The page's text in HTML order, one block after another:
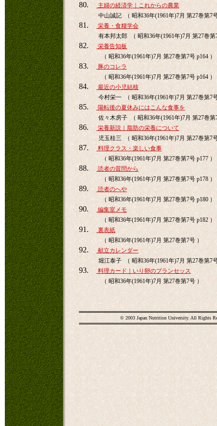
80.
主婦の経済学｜これからの農業
中山誠記 （ 昭和36年(1961年)7月 第27巻第7
81.
栄養・食糧学会
有本邦太郎 （ 昭和36年(1961年)7月 第27巻第
82.
栄養告知板
（ 昭和36年(1961年)7月 第27巻第7号 p164 ）
83.
豚のコレラ
（ 昭和36年(1961年)7月 第27巻第7号 p164 ）
84.
最近の小児結核
今村栄一 （ 昭和36年(1961年)7月 第27巻第7
85.
陽転後の夏休みにはこんな食事を
佐々木房子 （ 昭和36年(1961年)7月 第27巻第
86.
栄養新説｜脂肪の栄養について
児玉桂三 （ 昭和36年(1961年)7月 第27巻第7
87.
料理クラス・楽しい食事
（ 昭和36年(1961年)7月 第27巻第7号 p177 ）
88.
読者の質問から
（ 昭和36年(1961年)7月 第27巻第7号 p178 ）
89.
読者のへや
（ 昭和36年(1961年)7月 第27巻第7号 p180 ）
90.
編集室メモ
（ 昭和36年(1961年)7月 第27巻第7号 p182 ）
91.
裏表紙
（ 昭和36年(1961年)7月 第27巻第7号 ）
92.
献立カレンダー
堀江泰子 （ 昭和36年(1961年)7月 第27巻第7
93.
料理カード｜いり卵のプランセッス
（ 昭和36年(1961年)7月 第27巻第7号 ）
© 2003 Japan Nutrition University. All Rights